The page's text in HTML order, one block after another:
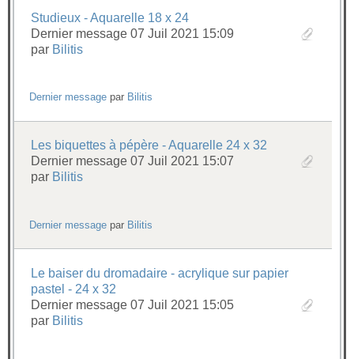
Studieux - Aquarelle 18 x 24
Dernier message 07 Juil 2021 15:09
par Bilitis
Dernier message par Bilitis
Les biquettes à pépère - Aquarelle 24 x 32
Dernier message 07 Juil 2021 15:07
par Bilitis
Dernier message par Bilitis
Le baiser du dromadaire - acrylique sur papier
pastel - 24 x 32
Dernier message 07 Juil 2021 15:05
par Bilitis